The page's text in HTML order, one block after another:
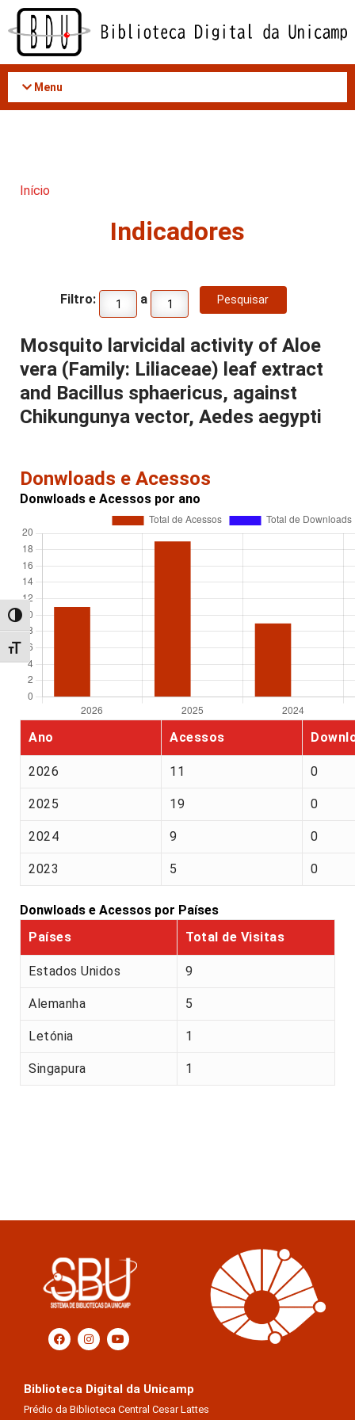
Acessar
conteúdo
Alternar alto contraste
Alternar tamanho da fonte
Menu
Início
Indicadores
Filtro: a
Mosquito larvicidal activity of Aloe
vera (Family: Liliaceae) leaf extract
and Bacillus sphaericus, against
Chikungunya vector, Aedes aegypti
Donwloads e Acessos
Donwloads e Acessos por ano
Ano Acessos
2026 11 0
2025 19 0
2024 9 0
2023 5 0
Donwloads e Acessos por Países
Países
Total de Visitas
Estados Unidos 9
Alemanha 5
Letónia 1
Singapura 1
Biblioteca Digital da Unicamp
Prédio da Biblioteca Central Cesar Lattes